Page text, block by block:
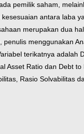
pemilik saham,
antara laba
merupakan dua
menggunakan
terikatnya adalah
Ratio dan Debt
Rasio Solvabilitas